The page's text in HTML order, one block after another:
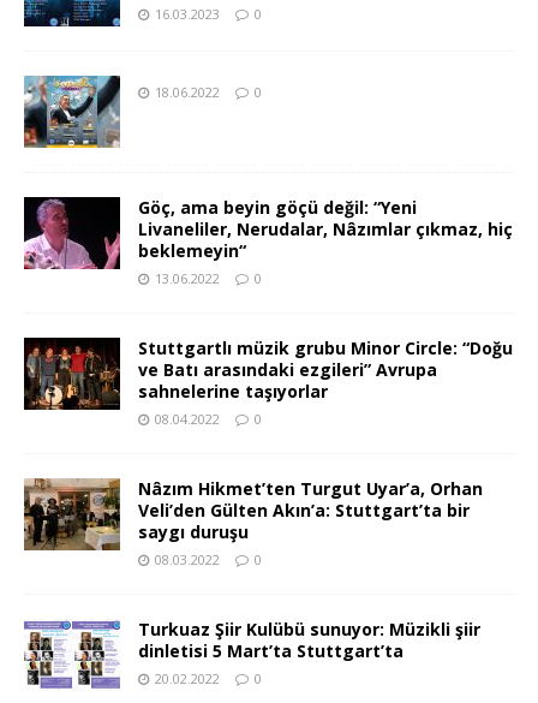
16.03.2023 0
18.06.2022 0
Göç, ama beyin göçü değil: “Yeni
Livaneliler, Nerudalar, Nâzımlar çıkmaz, hiç
beklemeyin“
13.06.2022 0
Stuttgartlı müzik grubu Minor Circle: “Doğu
ve Batı arasındaki ezgileri” Avrupa
sahnelerine taşıyorlar
08.04.2022 0
Nâzım Hikmet’ten Turgut Uyar’a, Orhan
Veli’den Gülten Akın’a: Stuttgart’ta bir
saygı duruşu
08.03.2022 0
Turkuaz Şiir Kulübü sunuyor: Müzikli şiir
dinletisi 5 Mart’ta Stuttgart’ta
20.02.2022 0